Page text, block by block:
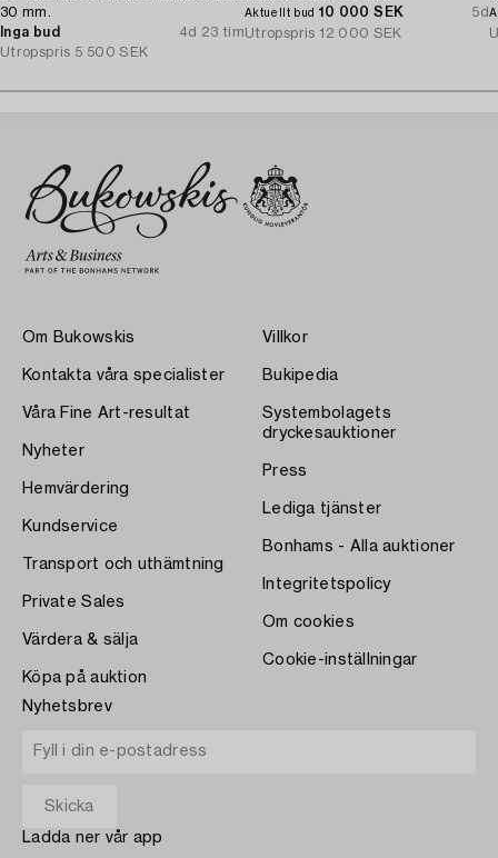
30 mm.
Inga bud
4d 23 tim
Utropspris 5 500 SEK
Aktuellt bud 10 000 SEK
5d
Utropspris 12 000 SEK
Om Bukowskis
Kontakta våra specialister
Våra Fine Art-resultat
Nyheter
Hemvärdering
Kundservice
Transport och uthämtning
Private Sales
Värdera & sälja
Köpa på auktion
Villkor
Bukipedia
Systembolagets
dryckesauktioner
Press
Lediga tjänster
Bonhams - Alla auktioner
Integritetspolicy
Om cookies
Cookie-inställningar
Nyhetsbrev
Ladda ner vår app